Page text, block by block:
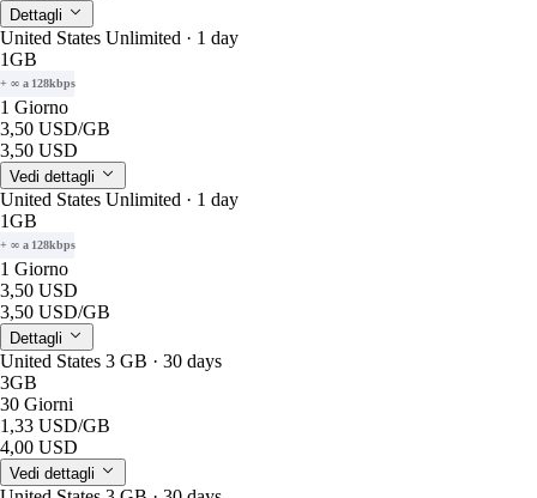
Dettagli
United States Unlimited · 1 day
1GB
+ ∞ a 128kbps
1 Giorno
3,50 USD/GB
3,50 USD
Vedi dettagli
United States Unlimited · 1 day
1GB
+ ∞ a 128kbps
1 Giorno
3,50 USD
3,50 USD/GB
Dettagli
United States 3 GB · 30 days
3GB
30 Giorni
1,33 USD/GB
4,00 USD
Vedi dettagli